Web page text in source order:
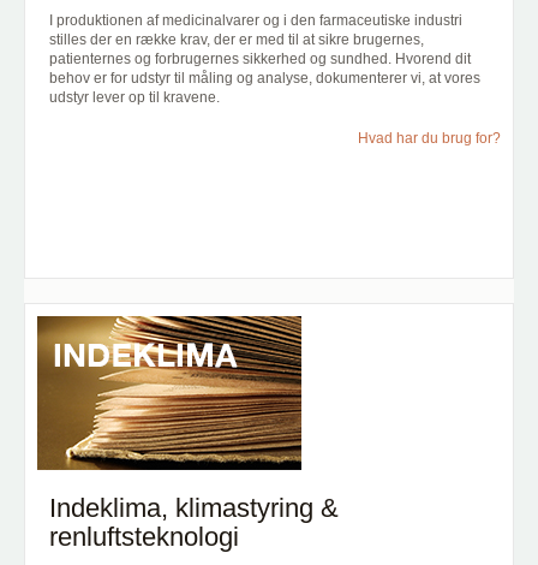
I produktionen af medicinalvarer og i den farmaceutiske industri
stilles der en række krav, der er med til at sikre brugernes,
patienternes og forbrugernes sikkerhed og sundhed. Hvorend dit
behov er for udstyr til måling og analyse, dokumenterer vi, at vores
udstyr lever op til kravene.
Hvad har du brug for?
Indeklima, klimastyring &
renluftsteknologi